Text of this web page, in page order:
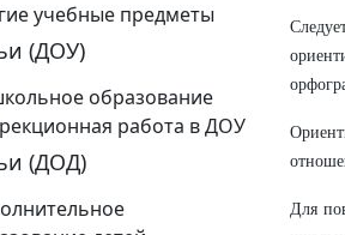
учебные предметы
(ДОУ)
образование
работа в ДОУ
(ДОД)
Для